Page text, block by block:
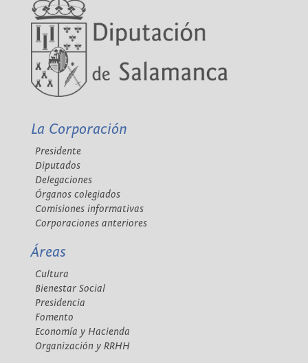
La Corporación
Presidente
Diputados
Delegaciones
Órganos colegiados
Comisiones informativas
Corporaciones anteriores
Áreas
Cultura
Bienestar Social
Presidencia
Fomento
Economía y Hacienda
Organización y RRHH